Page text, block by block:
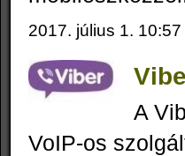
2017. július 1. 10:57
A
VoIP-os